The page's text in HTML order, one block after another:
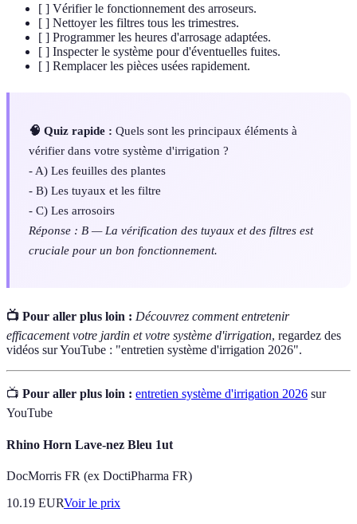
[ ] Vérifier le fonctionnement des arroseurs.
[ ] Nettoyer les filtres tous les trimestres.
[ ] Programmer les heures d'arrosage adaptées.
[ ] Inspecter le système pour d'éventuelles fuites.
[ ] Remplacer les pièces usées rapidement.
🧠 Quiz rapide : Quels sont les principaux éléments à
vérifier dans votre système d'irrigation ?
- A) Les feuilles des plantes
- B) Les tuyaux et les filtre
- C) Les arrosoirs
Réponse : B — La vérification des tuyaux et des filtres est
cruciale pour un bon fonctionnement.
📺 Pour aller plus loin : Découvrez comment entretenir
efficacement votre jardin et votre système d'irrigation, regardez des
vidéos sur YouTube : "entretien système d'irrigation 2026".
📺 Pour aller plus loin : entretien système d'irrigation 2026 sur
YouTube
Rhino Horn Lave-nez Bleu 1ut
DocMorris FR (ex DoctiPharma FR)
10.19 EURVoir le prix